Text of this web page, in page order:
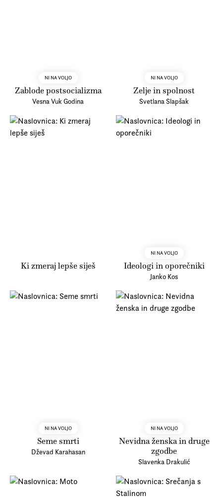
NI NA VOLJO
Zablode postsocializma
Vesna Vuk Godina
NI NA VOLJO
Zelje in spolnost
Svetlana Slapšak
Ki zmeraj lepše siješ
NI NA VOLJO
Ideologi in oporečniki
Janko Kos
NI NA VOLJO
Seme smrti
Dževad Karahasan
NI NA VOLJO
Nevidna ženska in druge
zgodbe
Slavenka Drakulić